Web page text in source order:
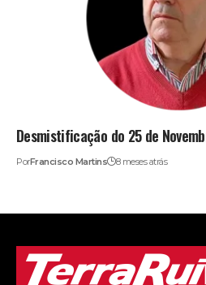
Desmistificação do 25 de
PorFrancisco Martins 8 meses atrás